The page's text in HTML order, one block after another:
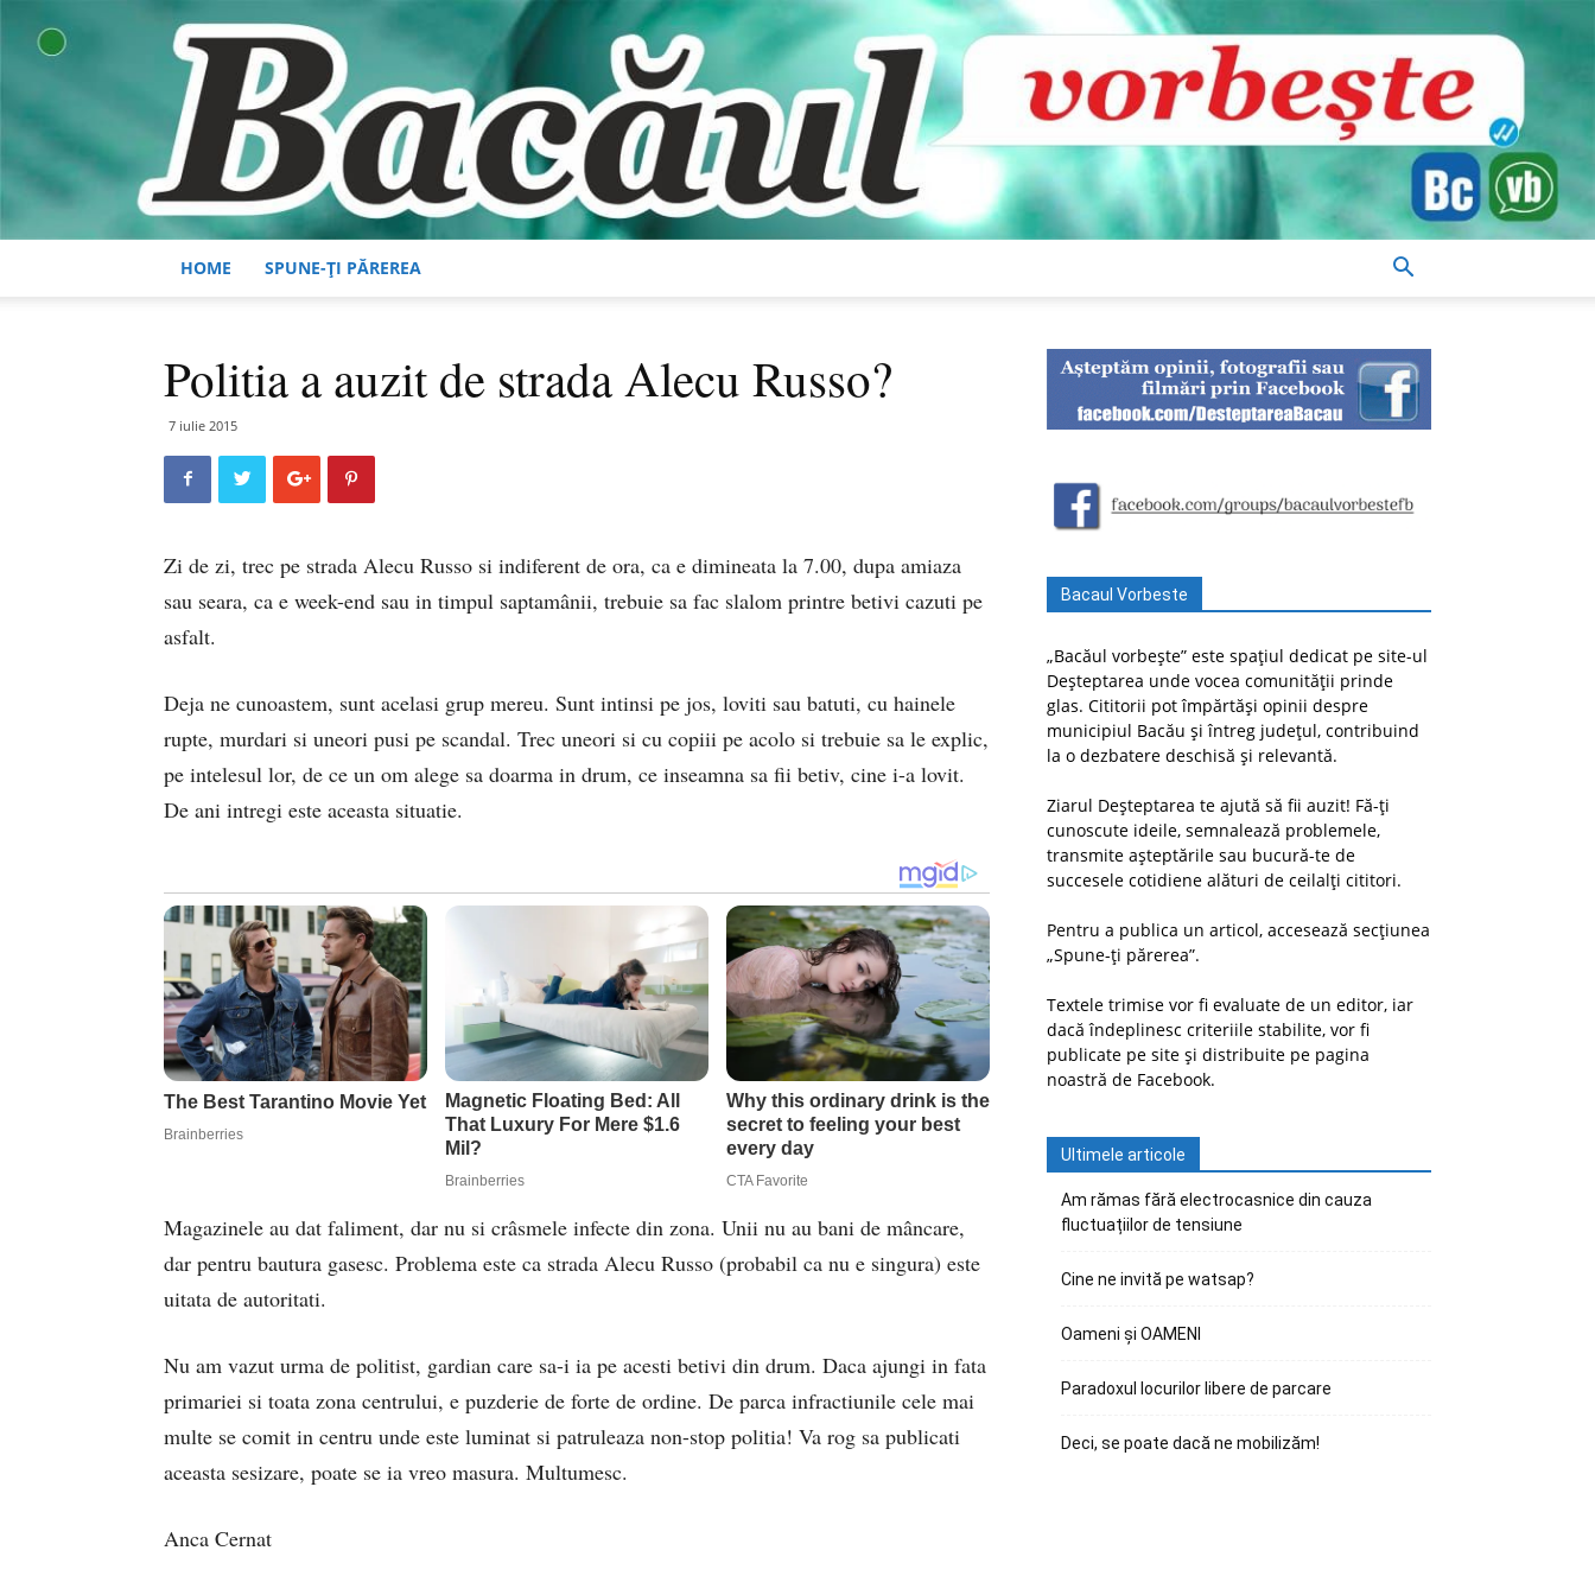
HOME SPUNE-ȚI PĂREREA
Politia a auzit de strada Alecu Russo?
7 iulie 2015
Zi de zi, trec pe strada Alecu Russo si indiferent de ora, ca e dimineata la 7.00, dupa amiaza
sau seara, ca e week-end sau in timpul saptamânii, trebuie sa fac slalom printre betivi cazuti pe
asfalt.
Deja ne cunoastem, sunt acelasi grup mereu. Sunt intinsi pe jos, loviti sau batuti, cu hainele
rupte, murdari si uneori pusi pe scandal. Trec uneori si cu copiii pe acolo si trebuie sa le explic,
pe intelesul lor, de ce un om alege sa doarma in drum, ce inseamna sa fii betiv, cine i-a lovit.
De ani intregi este aceasta situatie.
Magazinele au dat faliment, dar nu si crâsmele infecte din zona. Unii nu au bani de mâncare,
dar pentru bautura gasesc. Problema este ca strada Alecu Russo (probabil ca nu e singura) este
uitata de autoritati.
Nu am vazut urma de politist, gardian care sa-i ia pe acesti betivi din drum. Daca ajungi in fata
primariei si toata zona centrului, e puzderie de forte de ordine. De parca infractiunile cele mai
multe se comit in centru unde este luminat si patruleaza non-stop politia! Va rog sa publicati
aceasta sesizare, poate se ia vreo masura. Multumesc.
Anca Cernat
Bacaul Vorbeste
„Bacăul vorbește” este spațiul dedicat pe site-ul
Deșteptarea unde vocea comunității prinde
glas. Cititorii pot împărtăși opinii despre
municipiul Bacău și întreg județul, contribuind
la o dezbatere deschisă și relevantă.
Ziarul Deșteptarea te ajută să fii auzit! Fă-ți
cunoscute ideile, semnalează problemele,
transmite așteptările sau bucură-te de
succesele cotidiene alături de ceilalți cititori.
Pentru a publica un articol, accesează secțiunea
„Spune-ți părerea”.
Textele trimise vor fi evaluate de un editor, iar
dacă îndeplinesc criteriile stabilite, vor fi
publicate pe site și distribuite pe pagina
noastră de Facebook.
Ultimele articole
Am rămas fără electrocasnice din cauza
fluctuațiilor de tensiune
Cine ne invită pe watsap?
Oameni și OAMENI
Paradoxul locurilor libere de parcare
Deci, se poate dacă ne mobilizăm!